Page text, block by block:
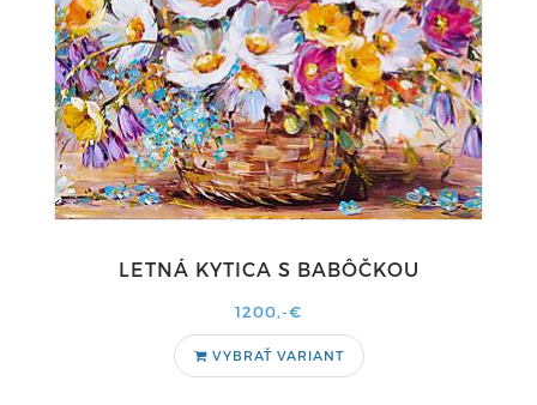
LETNÁ KYTICA S BABÔČKOU
1200,-€
VYBRAŤ VARIANT